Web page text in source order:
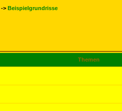
-> Beispielgrundrisse
Themen